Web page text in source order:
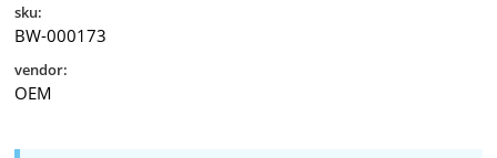
sku:
BW-000173
vendor:
ОЕМ